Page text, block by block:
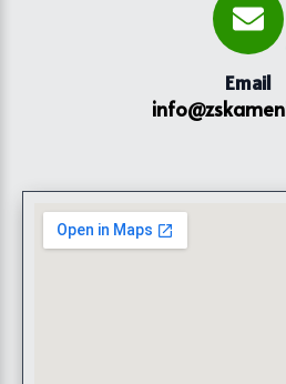
Email